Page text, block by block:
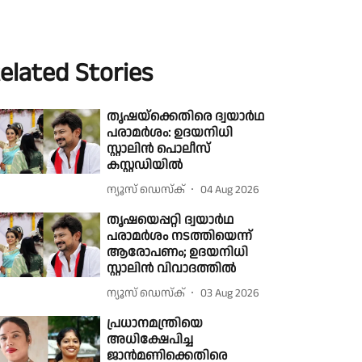
Stories
തൃഷയ്‌ക്കെതിരെ ദ്വയാർഥ
പരാമർശം: ഉദയനിധി
സ്റ്റാലിൻ പൊലീസ്
കസ്റ്റഡിയിൽ
ന്യൂസ് ഡെസ്ക് 04 Aug 2026
തൃഷയെപ്പറ്റി ദ്വയാർഥ
പരാമർശം നടത്തിയെന്ന്
ആരോപണം; ഉദയനിധി
സ്റ്റാലിൻ വിവാദത്തിൽ
ന്യൂസ് ഡെസ്ക് 03 Aug 2026
പ്രധാനമന്ത്രിയെ
അധിക്ഷേപിച്ച
ജാൻമണിക്കെതിരെ